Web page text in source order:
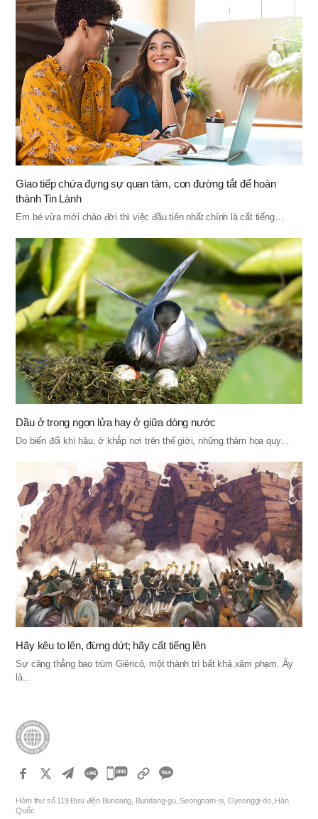
Giao tiếp chứa đựng sự quan tâm, con đường tắt để hoàn
thành Tin Lành
Em bé vừa mới chào đời thì việc đầu tiên nhất chính là cất tiếng…
Dầu ở trong ngọn lửa hay ở giữa dòng nước
Do biến đổi khí hậu, ở khắp nơi trên thế giới, những thảm họa quy…
Hãy kêu to lên, đừng dứt; hãy cất tiếng lên
Sự căng thẳng bao trùm Giêricô, một thành trì bất khả xâm phạm. Ấy
là…
카
오
Hòm thư số 119 Bưu điện Bundang, Bundang-gu, Seongnam-si, Gyeonggi-do, Hàn
Quốc